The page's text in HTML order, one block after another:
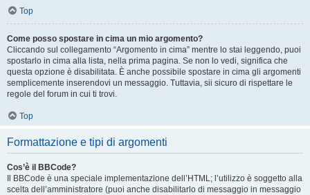
Top
Come posso spostare in cima un mio argomento?
Cliccando sul collegamento “Argomento in cima” mentre lo stai leggendo, puoi
spostarlo in cima alla lista, nella prima pagina. Se non lo vedi, significa che
questa opzione è disabilitata. È anche possibile spostare in cima gli argomenti
semplicemente inserendovi un messaggio. Tuttavia, sii sicuro di rispettare le
regole del forum in cui ti trovi.
Top
Formattazione e tipi di argomenti
Cos’è il BBCode?
Il BBCode è una speciale implementazione dell’HTML; l’utilizzo è soggetto alla
scelta dell’amministratore (puoi anche disabilitarlo di messaggio in messaggio